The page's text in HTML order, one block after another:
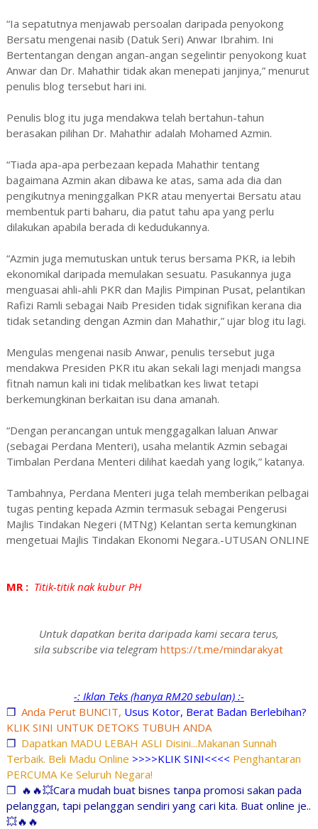
“Ia sepatutnya menjawab persoalan daripada penyokong
Bersatu mengenai nasib (Datuk Seri) Anwar Ibrahim. Ini
Bertentangan dengan angan-angan segelintir penyokong kuat
Anwar dan Dr. Mahathir tidak akan menepati janjinya,” menurut
penulis blog tersebut hari ini.
Penulis blog itu juga mendakwa telah bertahun-tahun
berasakan pilihan Dr. Mahathir adalah Mohamed Azmin.
“Tiada apa-apa perbezaan kepada Mahathir tentang
bagaimana Azmin akan dibawa ke atas, sama ada dia dan
pengikutnya meninggalkan PKR atau menyertai Bersatu atau
membentuk parti baharu, dia patut tahu apa yang perlu
dilakukan apabila berada di kedudukannya.
“Azmin juga memutuskan untuk terus bersama PKR, ia lebih
ekonomikal daripada memulakan sesuatu. Pasukannya juga
menguasai ahli-ahli PKR dan Majlis Pimpinan Pusat, pelantikan
Rafizi Ramli sebagai Naib Presiden tidak signifikan kerana dia
tidak setanding dengan Azmin dan Mahathir,” ujar blog itu lagi.
Mengulas mengenai nasib Anwar, penulis tersebut juga
mendakwa Presiden PKR itu akan sekali lagi menjadi mangsa
fitnah namun kali ini tidak melibatkan kes liwat tetapi
berkemungkinan berkaitan isu dana amanah.
“Dengan perancangan untuk menggagalkan laluan Anwar
(sebagai Perdana Menteri), usaha melantik Azmin sebagai
Timbalan Perdana Menteri dilihat kaedah yang logik,” katanya.
Tambahnya, Perdana Menteri juga telah memberikan pelbagai
tugas penting kepada Azmin termasuk sebagai Pengerusi
Majlis Tindakan Negeri (MTNg) Kelantan serta kemungkinan
mengetuai Majlis Tindakan Ekonomi Negara.-UTUSAN ONLINE
MR :Titik-titik nak kubur PH
Untuk dapatkan berita daripada kami secara terus,
sila subscribe via telegram https://t.me/mindarakyat
-: Iklan Teks (hanya RM20 sebulan) :-
❐ Anda Perut BUNCIT, Usus Kotor, Berat Badan Berlebihan?
KLIK SINI UNTUK DETOKS TUBUH ANDA
❐ Dapatkan MADU LEBAH ASLI Disini...Makanan Sunnah
Terbaik. Beli Madu Online >>>>KLIK SINI<<<< Penghantaran
PERCUMA Ke Seluruh Negara!
❐ 🔥🔥💥Cara mudah buat bisnes tanpa promosi sakan pada
pelanggan, tapi pelanggan sendiri yang cari kita. Buat online je..
💥🔥🔥